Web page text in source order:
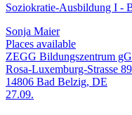
Soziokratie-Ausbildung I -
Sonja Maier
Places available
ZEGG Bildungszentrum
Rosa-Luxemburg-Strasse 89
14806 Bad Belzig, DE
27.09.